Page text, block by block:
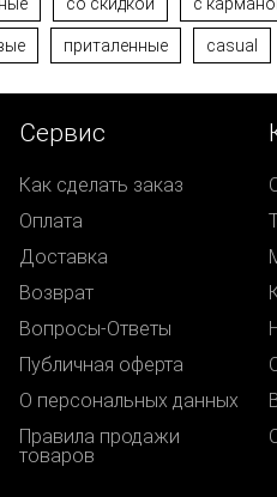
приталенные casual
Сервис
Как сделать заказ
Оплата
Доставка
Возврат
Вопросы-Ответы
Публичная оферта
О персональных данных
Правила продажи
товаров